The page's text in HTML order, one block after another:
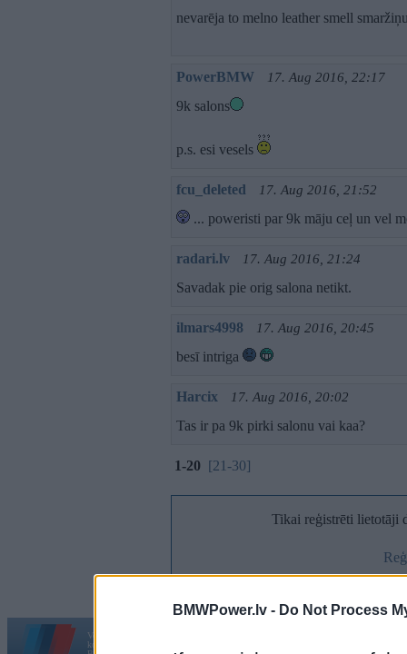
BMWPower.lv - Do Not Process
nevarēja to melno leather smell
PowerBMW 17. Aug 2016, 22:17
9k salons
p.s. esi vesels
fcu_deleted 17. Aug 2016, 21:52
... poweristi par 9k māju ceļ un vel
radari.lv 17. Aug 2016, 21:24
Savadak pie orig salona netikt.
ilmars4998 17. Aug 2016, 20:45
besī intriga
Harcix 17. Aug 2016, 20:02
Tas ir pa 9k pirki salonu vai kaa?
1-20 [21-30]
Tikai reģistrēti lietotāji
Vortāls BMWPower.lv darbojas
kopš 2002. gada 14. maija. Tas nav auto klubs un nav saistīts ar